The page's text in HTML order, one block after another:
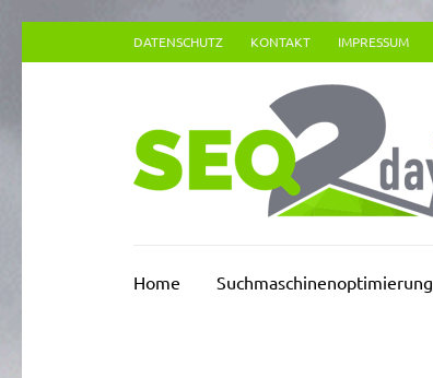
Inhalt
DATENSCHUTZ KONTAKT IMPRESSUM
Home Suchmaschinenoptimierung